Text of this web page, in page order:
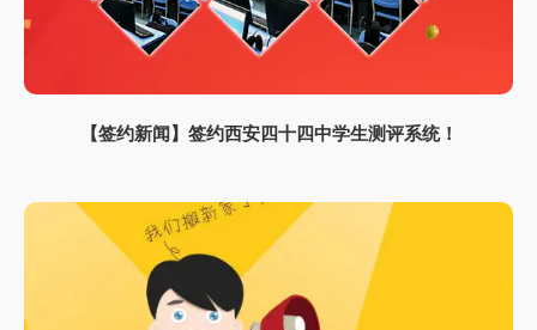
【签约新闻】签约西安四十四中学生测评系统！